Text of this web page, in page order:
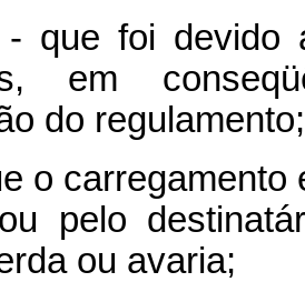
devido a
em
do regulamento;
carregamento e
pelo
ou avaria;